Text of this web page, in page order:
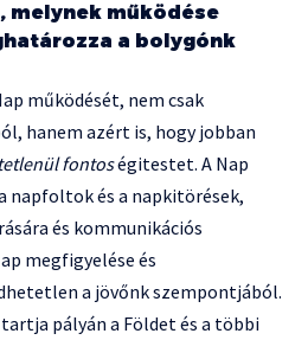
melynek működése
a bolygónk
működését, nem csak
hanem azért is, hogy jobban
fontoségitestet. A Nap
napfoltok és a napkitörések,
és kommunikációs
megfigyelése és
a jövőnk szempontjából.
tartja pályán a Földet és a többi